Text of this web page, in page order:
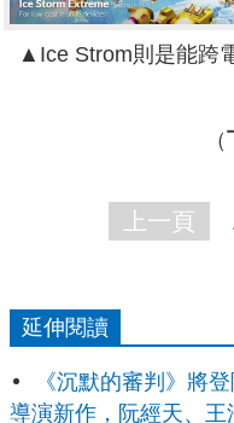
▲Ice Strom則是能跨
（
上一頁
延伸閱讀
《沉默的審判》將
導演新作，阮經天、王